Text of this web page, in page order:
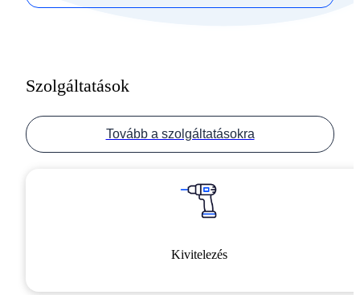
Szolgáltatások
Tovább a szolgáltatásokra
Kivitelezés